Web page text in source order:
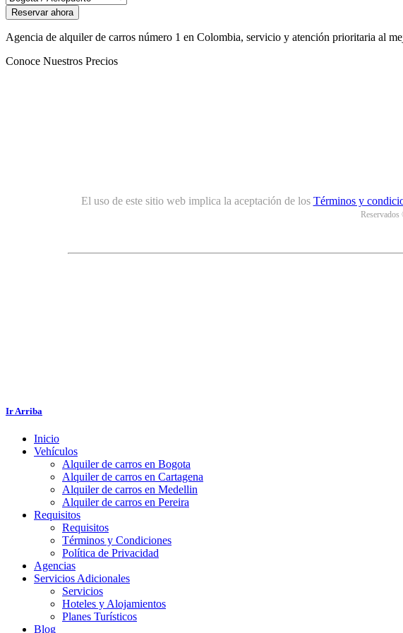
Agencia de alquiler de carros número 1 en Colombia, servicio y atención prioritaria al
Conoce Nuestros Precios
El uso de este sitio web implica la aceptación de los Términos y
Ir Arriba
Inicio
Vehículos
Alquiler de carros en Bogota
Alquiler de carros en Cartagena
Alquiler de carros en Medellin
Alquiler de carros en Pereira
Requisitos
Requisitos
Términos y Condiciones
Política de Privacidad
Agencias
Servicios Adicionales
Servicios
Hoteles y Alojamientos
Planes Turísticos
Blog